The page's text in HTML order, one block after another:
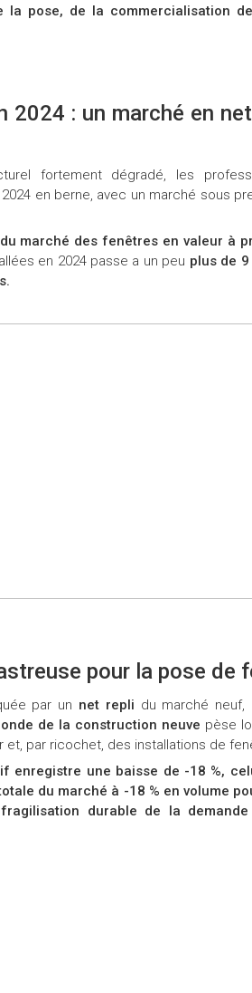
la pose, de la commercialisation
2024 : un marché en
fortement dégradé, les
en berne, avec un marché sous
marché des fenêtres en valeur à
en 2024 passe a un peu plus de
pour la pose de
par un net repli du marché neuf,
de la construction neuve pèse
par ricochet, des installations de
enregistre une baisse de -18 %,
du marché à -18 % en volume
fragilisation durable de la